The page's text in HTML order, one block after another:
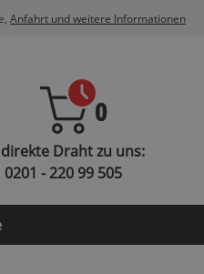
Anfahrt und weitere Informationen
0